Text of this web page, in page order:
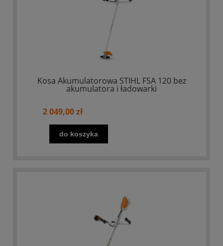
Kosa Akumulatorowa STIHL FSA 120 bez
akumulatora i ładowarki
2 049,00 zł
do koszyka